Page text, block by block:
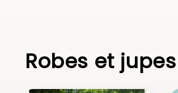
Robes et jupes